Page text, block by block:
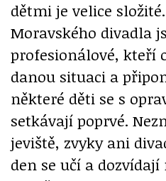
dětmi je velice
Moravského divadla
profesionálové, kteří
danou situaci a
některé děti se s
setkávají poprvé.
jeviště, zvyky ani
den se učí a dozvídají